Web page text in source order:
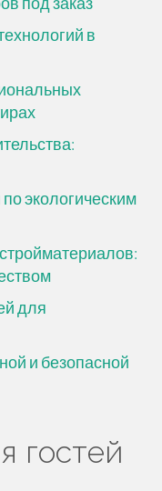
в
экологическим
для
и безопасной
гостей